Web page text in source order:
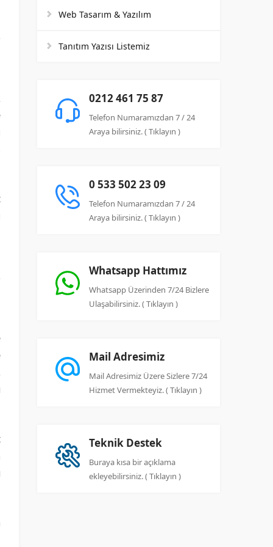
Web Tasarım & Yazılım
Tanıtım Yazısı Listemiz
0212 461 75 87
Telefon Numaramızdan 7 / 24
Araya bilirsiniz. ( Tıklayın )
0 533 502 23 09
Telefon Numaramızdan 7 / 24
Araya bilirsiniz. ( Tıklayın )
Whatsapp Hattımız
Whatsapp Üzerinden 7/24 Bizlere
Ulaşabilirsiniz. ( Tıklayın )
Mail Adresimiz
Mail Adresimiz Üzere Sizlere 7/24
Hizmet Vermekteyiz. ( Tıklayın )
Teknik Destek
Buraya kısa bir açıklama
ekleyebilirsiniz. ( Tıklayın )